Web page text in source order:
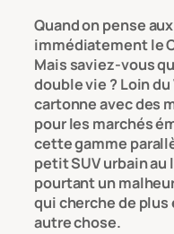
Quand on pense
immédiatement le
Mais saviez-vous
double vie ? Loin
cartonne avec des
pour les marchés
cette gamme
petit SUV urbain
pourtant un
qui cherche de
autre chose.